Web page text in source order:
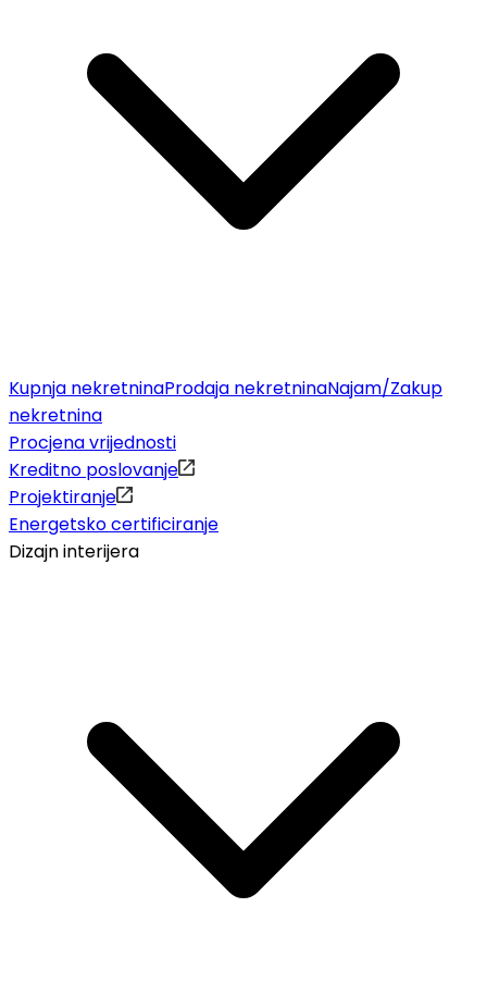
Kupnja nekretninaProdaja nekretninaNajam/Zakup
nekretnina
Procjena vrijednosti
Kreditno poslovanje
Projektiranje
Energetsko certificiranje
Dizajn interijera